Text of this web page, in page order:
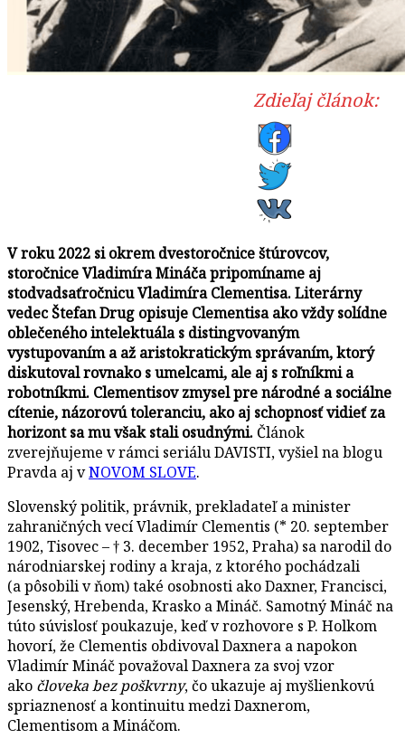
Zdieľaj článok:
V roku 2022 si okrem dvestoročnice štúrovcov,
storočnice Vladimíra Mináča pripomíname aj
stodvadsaťročnicu Vladimíra Clementisa. Literárny
vedec Štefan Drug opisuje Clementisa ako vždy solídne
oblečeného intelektuála s distingvovaným
vystupovaním a až aristokratickým správaním, ktorý
diskutoval rovnako s umelcami, ale aj s roľníkmi a
robotníkmi. Clementisov zmysel pre národné a sociálne
cítenie, názorovú toleranciu, ako aj schopnosť vidieť za
horizont sa mu však stali osudnými. Článok
zverejňujeme v rámci seriálu DAVISTI, vyšiel na blogu
Pravda aj vNOVOM SLOVE.
Slovenský politik, právnik, prekladateľ a minister
zahraničných vecí Vladimír Clementis (* 20. september
1902, Tisovec – † 3. december 1952, Praha) sa narodil do
národniarskej rodiny a kraja, z ktorého pochádzali
(a pôsobili v ňom) také osobnosti ako Daxner, Francisci,
Jesenský, Hrebenda, Krasko a Mináč. Samotný Mináč na
túto súvislosť poukazuje, keď v rozhovore s P. Holkom
hovorí, že Clementis obdivoval Daxnera a napokon
Vladimír Mináč považoval Daxnera za svoj vzor
ako človeka bez poškvrny, čo ukazuje aj myšlienkovú
spriaznenosť a kontinuitu medzi Daxnerom,
Clementisom a Mináčom.